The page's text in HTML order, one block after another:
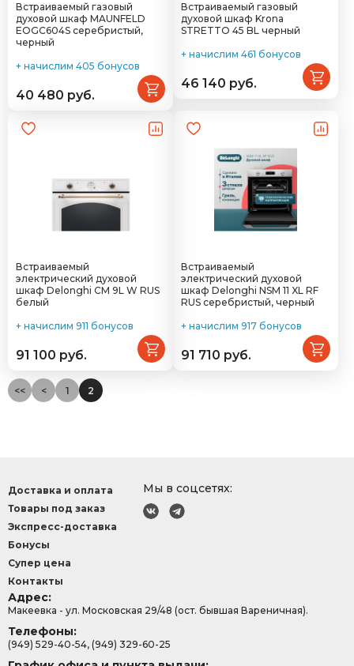
Встраиваемый газовый
духовой шкаф MAUNFELD
EOGC604S серебристый,
черный
+ начислим 405 бонусов
40 480 руб.
Встраиваемый газовый
духовой шкаф Krona
STRETTO 45 BL черный
+ начислим 461 бонусов
46 140 руб.
Встраиваемый
электрический духовой
шкаф Delonghi CM 9L W RUS
белый
+ начислим 911 бонусов
91 100 руб.
Встраиваемый
электрический духовой
шкаф Delonghi NSM 11 XL RF
RUS серебристый, черный
+ начислим 917 бонусов
91 710 руб.
<< < 1 2
Мы в соцсетях:
Доставка и оплата
Товары под заказ
Экспресс-доставка
Бонусы
Супер цена
Контакты
Адрес:
Макеевка - ул. Московская 29/48 (ост. бывшая Вареничная).
Телефоны:
(949) 529-40-54, (949) 329-60-25